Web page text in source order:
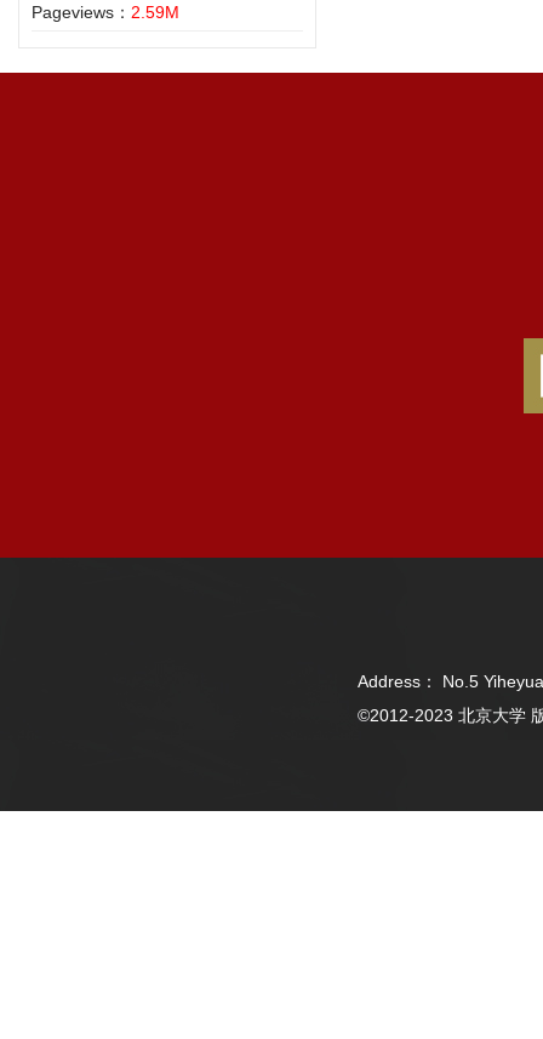
Pageviews： 2.59M
Address： No.5
©2012-2023 北京大学